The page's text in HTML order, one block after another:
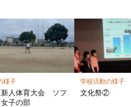
様子
新人体育大会 ソフ
子の部
学校活動の様子
文化祭②